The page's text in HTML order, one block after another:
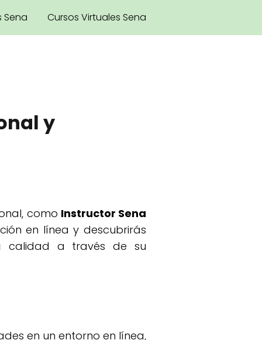
Sena Cursos Virtuales Sena
y
como Instructor Sena
en línea y descubrirás
calidad a través de su
en un entorno en línea,